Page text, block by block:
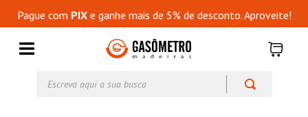
Pague com PIXe ganhe mais de 5% de desconto. Aproveite!